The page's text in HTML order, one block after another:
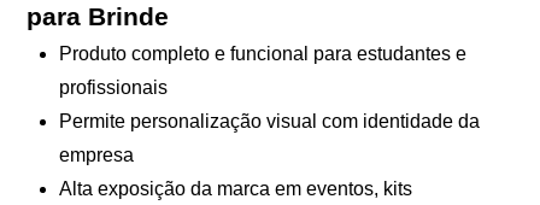
para Brinde
Produto completo e funcional para estudantes e
profissionais
Permite personalização visual com identidade da
empresa
Alta exposição da marca em eventos, kits